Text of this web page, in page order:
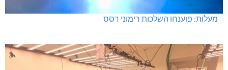
מעלות: פוענחו השלכות רימוני רסס